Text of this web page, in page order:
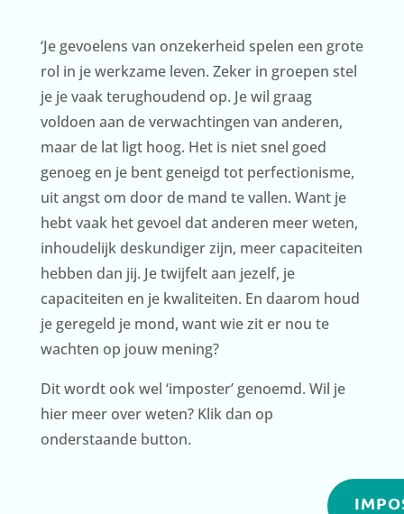
‘Je gevoelens van onzekerheid spelen een grote
rol in je werkzame leven. Zeker in groepen stel
je je vaak terughoudend op. Je wil graag
voldoen aan de verwachtingen van anderen,
maar de lat ligt hoog. Het is niet snel goed
genoeg en je bent geneigd tot perfectionisme,
uit angst om door de mand te vallen. Want je
hebt vaak het gevoel dat anderen meer weten,
inhoudelijk deskundiger zijn, meer capaciteiten
hebben dan jij. Je twijfelt aan jezelf, je
capaciteiten en je kwaliteiten. En daarom houd
je geregeld je mond, want wie zit er nou te
wachten op jouw mening?
Dit wordt ook wel ‘imposter’ genoemd. Wil je
hier meer over weten? Klik dan op
onderstaande button.